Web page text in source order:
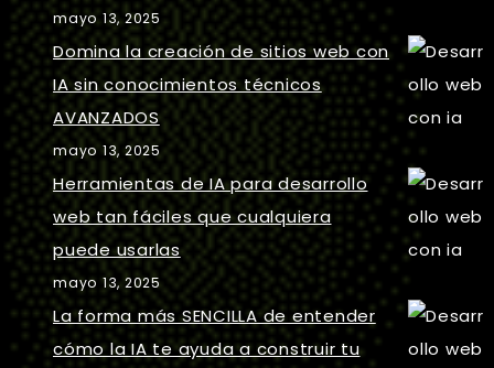
mayo 13, 2025
Domina la creación de sitios web con
IA sin conocimientos técnicos
AVANZADOS
mayo 13, 2025
Herramientas de IA para desarrollo
web tan fáciles que cualquiera
puede usarlas
mayo 13, 2025
La forma más SENCILLA de entender
cómo la IA te ayuda a construir tu